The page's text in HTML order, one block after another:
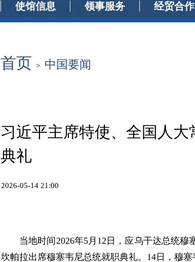
使馆信息 领事服务 经贸合作
首页 > 中国要闻
习近平主席特使、全国人
典礼
2026-05-14 21:00
当地时间2026年5月12日，应乌干达总统
坎帕拉出席穆塞韦尼总统就职典礼。14日，穆塞